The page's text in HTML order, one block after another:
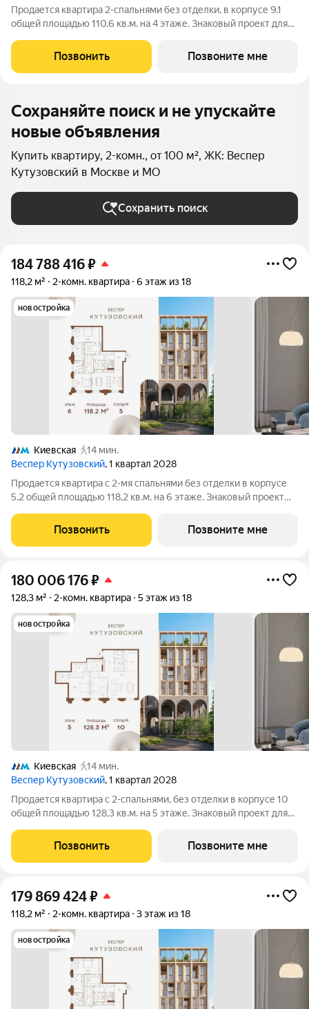
Продается квартира 2-спальнями без отделки, в корпусе 9.1
общей площадью 110.6 кв.м. на 4 этаже. Знаковый проект для
площадью 3,7 га расположен на Кутузовском проспекте и
воплощает новую
Позвонить Позвоните мне
Сохраняйте поиск и не упускайте
новые объявления
Купить квартиру, 2-комн., от 100 м², ЖК: Веспер
Кутузовский в Москве и МО
Сохранить поиск
184 788 416₽
118,2 м² 2-комн. квартира 6 этаж из 18
новостройка
Киевская
14 мин.
Веспер Кутузовский, 1 квартал 2028
Продается квартира с 2-мя спальнями без отделки в корпусе
5.2 общей площадью 118,2 кв.м. на 6 этаже. Знаковый проект
Квартал площадью 3,7 га расположен на Кутузовском
проспекте и воплощает новую
Позвонить Позвоните мне
180 006 176₽
128,3 м² 2-комн. квартира 5 этаж из 18
новостройка
Киевская
14 мин.
Веспер Кутузовский, 1 квартал 2028
Продается квартира с 2-спальнями, без отделки в корпусе 10
общей площадью 128,3 кв.м. на 5 этаже. Знаковый проект для
площадью 3,7 га расположен на Кутузовском проспекте и
воплощает новую
Позвонить Позвоните мне
179 869 424₽
118,2 м² 2-комн. квартира 3 этаж из 18
новостройка